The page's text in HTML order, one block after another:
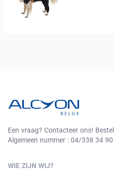
Een vraag? Contacteer ons!
Algemeen nummer : 04/338 34 90
WIE ZIJN WIJ?